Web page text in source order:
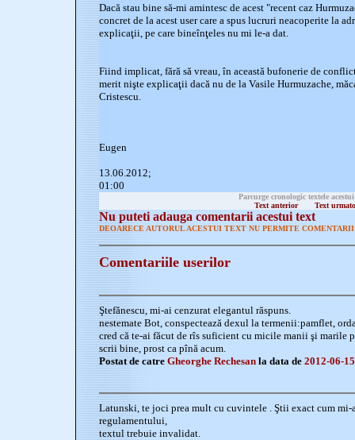
Dacă stau bine să-mi amintesc de acest "recent caz
concret de la acest user care a spus lucruri neacoperite la
explicaţii, pe care bineînţeles nu mi le-a dat.
Fiind implicat, fără să vreau, în această bufonerie de
merit nişte explicaţii dacă nu de la Vasile Hurmuzache,
Cristescu.
Eugen
13.06.2012;
01:00
Parcurge cronologic textele
Text anterior
Text
Nu puteti adauga comentarii acestui text
DEOARECE AUTORUL ACESTUI TEXT NU PERMITE
Comentariile userilor
Ştefănescu, mi-ai cenzurat elegantul răspuns.
nestemate Bot, conspectează dexul la termenii:pamflet,
cred că te-ai făcut de rîs suficient cu micile manii şi marile
scrii bine, prost ca pînă acum.
Postat de catre Gheorghe Rechesan la data de 2012-06-
Latunski, te joci prea mult cu cuvintele . Ştii exact cum mi-
regulamentului,
textul trebuie invalidat.